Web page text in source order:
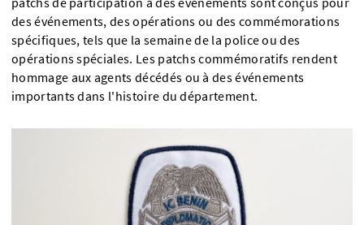
des événements, des opérations ou des commémorations
spécifiques, tels que la semaine de la police ou des
opérations spéciales. Les patchs commémoratifs rendent
hommage aux agents décédés ou à des événements
importants dans l'histoire du département.